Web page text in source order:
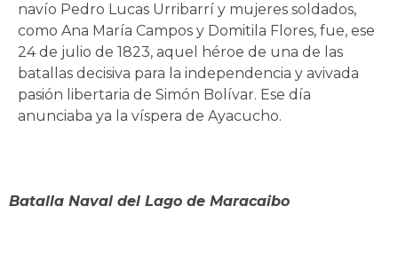
navío Pedro Lucas Urribarrí y mujeres soldados,
como Ana María Campos y Domitila Flores, fue, ese
24 de julio de 1823, aquel héroe de una de las
batallas decisiva para la independencia y avivada
pasión libertaria de Simón Bolívar. Ese día
anunciaba ya la víspera de Ayacucho.
Batalla Naval del Lago de Maracaibo